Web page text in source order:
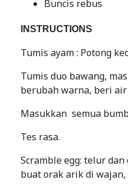
Buncis rebus
INSTRUCTIONS
Tumis ayam : Potong
Tumis duo bawang,
berubah warna, beri air
Masukkan semua
Tes rasa.
Scramble egg: telur
buat orak arik di